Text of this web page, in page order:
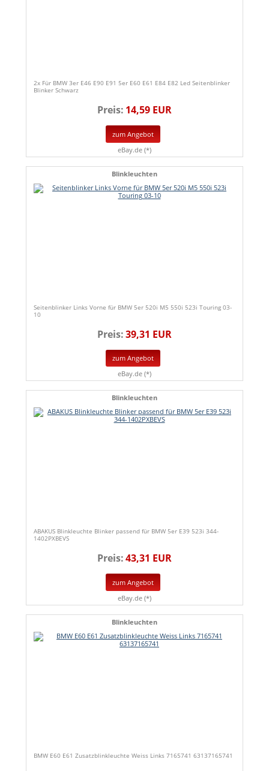
2x Für BMW 3er E46 E90 E91 5er E60 E61 E84 E82 Led Seitenblinker
Blinker Schwarz
Preis: 14,59 EUR
zum Angebot
eBay.de (*)
Blinkleuchten
Seitenblinker Links Vorne für BMW 5er 520i M5 550i 523i Touring 03-
10
Preis:39,31 EUR
zum Angebot
eBay.de (*)
Blinkleuchten
ABAKUS Blinkleuchte Blinker passend für BMW 5er E39 523i 344-
1402PXBEVS
Preis:43,31 EUR
zum Angebot
eBay.de (*)
Blinkleuchten
BMW E60 E61 Zusatzblinkleuchte Weiss Links 7165741 63137165741